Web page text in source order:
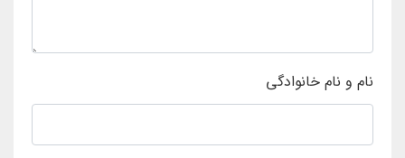
نام و نام خانوادگی